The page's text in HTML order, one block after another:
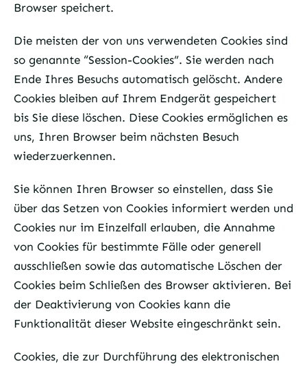
Browser speichert.
Die meisten der von uns verwendeten Cookies sind
so genannte “Session-Cookies”. Sie werden nach
Ende Ihres Besuchs automatisch gelöscht. Andere
Cookies bleiben auf Ihrem Endgerät gespeichert
bis Sie diese löschen. Diese Cookies ermöglichen es
uns, Ihren Browser beim nächsten Besuch
wiederzuerkennen.
Sie können Ihren Browser so einstellen, dass Sie
über das Setzen von Cookies informiert werden und
Cookies nur im Einzelfall erlauben, die Annahme
von Cookies für bestimmte Fälle oder generell
ausschließen sowie das automatische Löschen der
Cookies beim Schließen des Browser aktivieren. Bei
der Deaktivierung von Cookies kann die
Funktionalität dieser Website eingeschränkt sein.
Cookies, die zur Durchführung des elektronischen